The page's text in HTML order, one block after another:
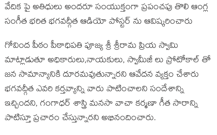
వేదిక పై అతిధులు అందరూ సంయుక్తంగా ప్రపంచపు తొలి ఆంగ్ల
సంగీత భరిత భగవద్గీత ఆడియో పోస్టర్ ను ఆవిష్కరించారు
గోవింద పీఠం పీఠాధిపతి పూజ్య శ్రీ శ్రీరామ ప్రియ స్వామి
మాట్లాడుతూ అధికారులు,నాయకులు, స్వామీజీ లు ప్రోటోకాల్ తో
జన సామాన్యానికి దూరమవుతున్నారని ఆవేదన వ్యక్తం చేశారు
భగవద్గీత ఎవరి కర్తవ్యాన్ని వారు పాటించాలని సందేశాన్ని
ఇచ్చిందని, గంగాధర్ శాస్త్రి మనసా వాచా కర్మణా గీత సారాన్ని
పాటిస్తూ ప్రచారం చేస్తున్నారని అభినందించారు.